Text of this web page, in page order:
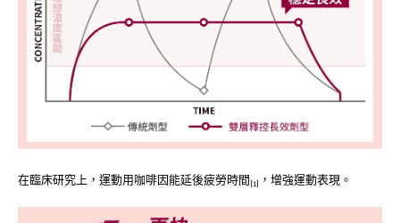
在臨床研究上，運動用咖啡因能延後疲勞時間 [1] ，增強運動表現。